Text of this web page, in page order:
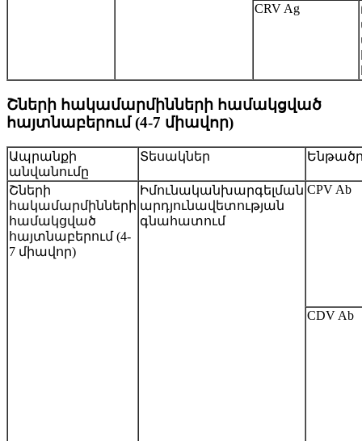
CRV Ag
Շների հակամարմինների համակցված
հայտնաբերում (4-7 միավոր)
Ապրանքի
անվանումը
Տեսակներ
Շների
հակամարմինների
համակցված
հայտնաբերում (4-
7 միավոր)
Իմունականխարգելման
արդյունավետության
գնահատում
CPV Ab
CDV Ab